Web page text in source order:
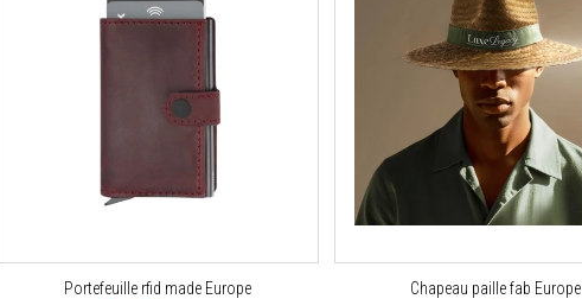
Portefeuille rfid made Europe Chapeau paille fab Europe